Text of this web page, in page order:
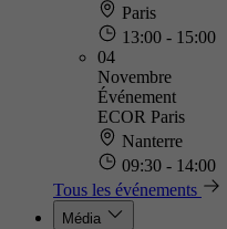
Paris
13:00 - 15:00
04
Novembre
Événement
ECOR Paris
Nanterre
09:30 - 14:00
Tous les événements
Média